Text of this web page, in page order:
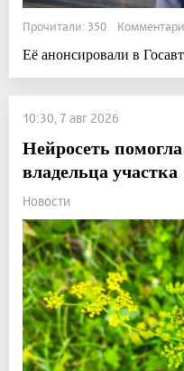
Прочитали: 350
Её анонсировали в
10:30, 7 авг 2026
Нейросеть
владельца участка
Новости